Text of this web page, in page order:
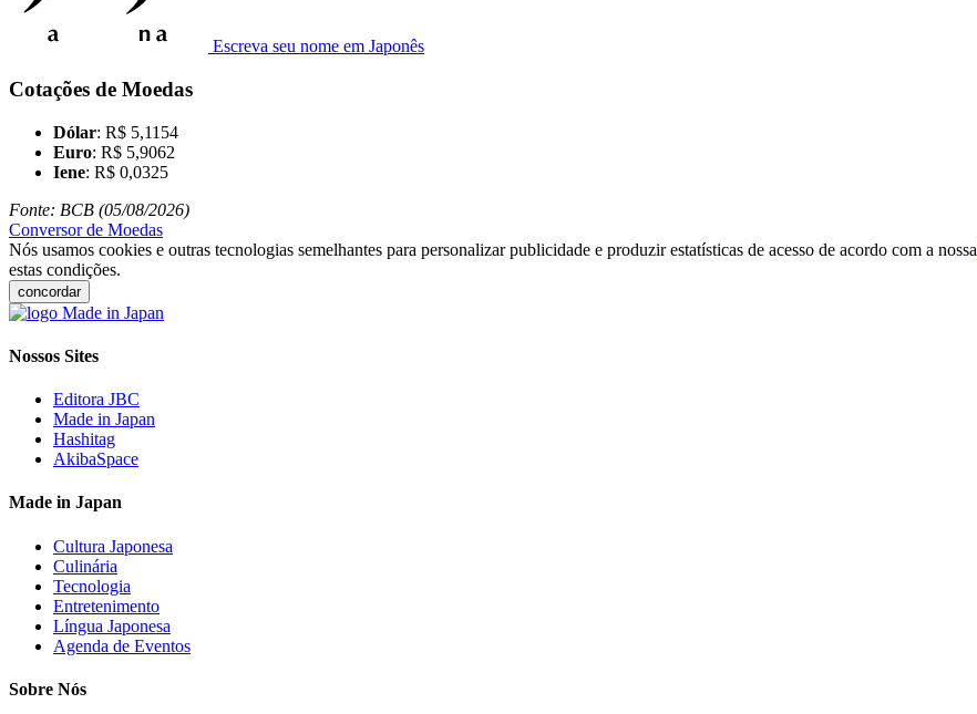
Escreva seu nome em Japonês
Cotações de Moedas
Dólar: R$ 5,1154
Euro: R$ 5,9062
Iene: R$ 0,0325
Fonte: BCB (05/08/2026)
Conversor de Moedas
Nós usamos cookies e outras tecnologias semelhantes para personalizar publicidade e produzir estatísticas de acesso de acordo com a nossa
estas condições.
concordar
Nossos Sites
Editora JBC
Made in Japan
Hashitag
AkibaSpace
Made in Japan
Cultura Japonesa
Culinária
Tecnologia
Entretenimento
Língua Japonesa
Agenda de Eventos
Sobre Nós